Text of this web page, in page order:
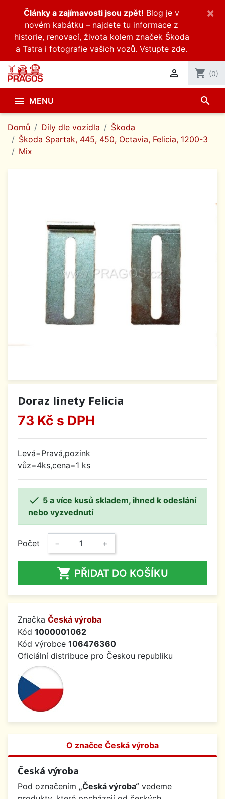
Články a zajímavosti jsou zpět! Blog je v
novém kabátku – najdete tu informace z
historie, renovací, života kolem značek Škoda
a Tatra i fotografie vašich vozů. Vstupte zde.
×
 shopping_cart (0)
 MENU search
Domů Díly dle vozidla
Škoda
Škoda Spartak, 445, 450, Octavia, Felicia, 1200-3
Mix
Doraz linety Felicia
73 Kč s DPH
Levá=Pravá,pozink
vůz=4ks,cena=1 ks
 5 a více kusů skladem, ihned k odeslání
nebo vyzvednutí
Počet − +
 PŘIDAT DO KOŠÍKU
Značka Česká výroba
Kód 1000001062
Kód výrobce 106476360
Oficiální distribuce pro Českou republiku
O značce Česká výroba
Česká výroba
Pod označením „Česká výroba“ vedeme